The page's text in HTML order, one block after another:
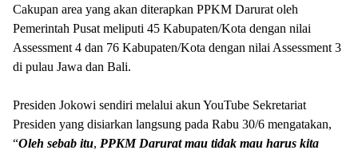
Cakupan area yang akan diterapkan PPKM Darurat oleh
Pemerintah Pusat meliputi 45 Kabupaten/Kota dengan nilai
Assessment 4 dan 76 Kabupaten/Kota dengan nilai Assessment 3
di pulau Jawa dan Bali.
Presiden Jokowi sendiri melalui akun YouTube Sekretariat
Presiden yang disiarkan langsung pada Rabu 30/6 mengatakan,
“Oleh sebab itu, PPKM Darurat mau tidak mau harus kita